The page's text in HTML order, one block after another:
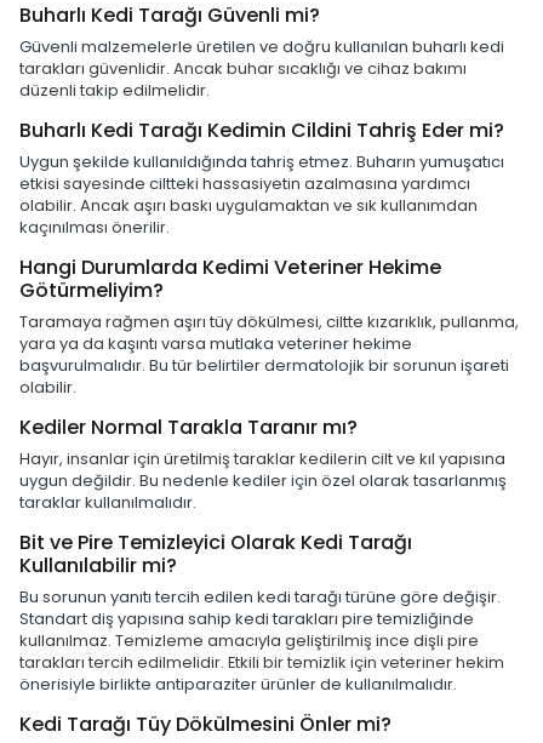
Buharlı Kedi Tarağı Güvenli mi?
Güvenli malzemelerle üretilen ve doğru kullanılan buharlı kedi
tarakları güvenlidir. Ancak buhar sıcaklığı ve cihaz bakımı
düzenli takip edilmelidir.
Buharlı Kedi Tarağı Kedimin Cildini Tahriş Eder mi?
Uygun şekilde kullanıldığında tahriş etmez. Buharın yumuşatıcı
etkisi sayesinde ciltteki hassasiyetin azalmasına yardımcı
olabilir. Ancak aşırı baskı uygulamaktan ve sık kullanımdan
kaçınılması önerilir.
Hangi Durumlarda Kedimi Veteriner Hekime
Götürmeliyim?
Taramaya rağmen aşırı tüy dökülmesi, ciltte kızarıklık, pullanma,
yara ya da kaşıntı varsa mutlaka veteriner hekime
başvurulmalıdır. Bu tür belirtiler dermatolojik bir sorunun işareti
olabilir.
Kediler Normal Tarakla Taranır mı?
Hayır, insanlar için üretilmiş taraklar kedilerin cilt ve kıl yapısına
uygun değildir. Bu nedenle kediler için özel olarak tasarlanmış
taraklar kullanılmalıdır.
Bit ve Pire Temizleyici Olarak Kedi Tarağı
Kullanılabilir mi?
Bu sorunun yanıtı tercih edilen kedi tarağı türüne göre değişir.
Standart diş yapısına sahip kedi tarakları pire temizliğinde
kullanılmaz. Temizleme amacıyla geliştirilmiş ince dişli pire
tarakları tercih edilmelidir. Etkili bir temizlik için veteriner hekim
önerisiyle birlikte antiparaziter ürünler de kullanılmalıdır.
Kedi Tarağı Tüy Dökülmesini Önler mi?